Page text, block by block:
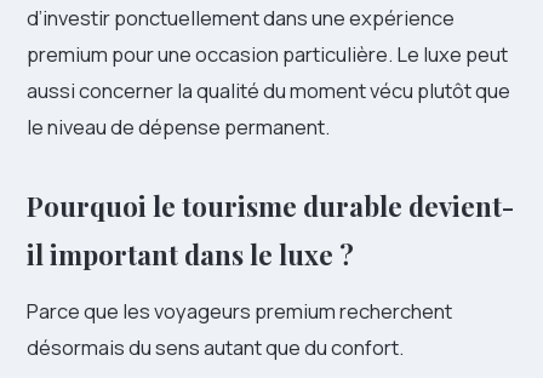
d’investir ponctuellement dans une expérience
premium pour une occasion particulière. Le luxe peut
aussi concerner la qualité du moment vécu plutôt que
le niveau de dépense permanent.
Pourquoi le tourisme durable devient-
il important dans le luxe ?
Parce que les voyageurs premium recherchent
désormais du sens autant que du confort.